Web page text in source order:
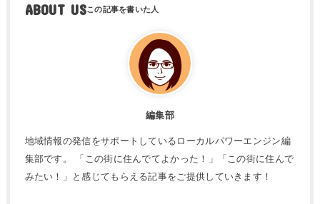
ABOUT US
編集部
地域情報の発信をサポートしているローカルパワーエンジン編
集部です。 「この街に住んでてよかった！」「この街に住んで
みたい！」と感じてもらえる記事をご提供していきます！